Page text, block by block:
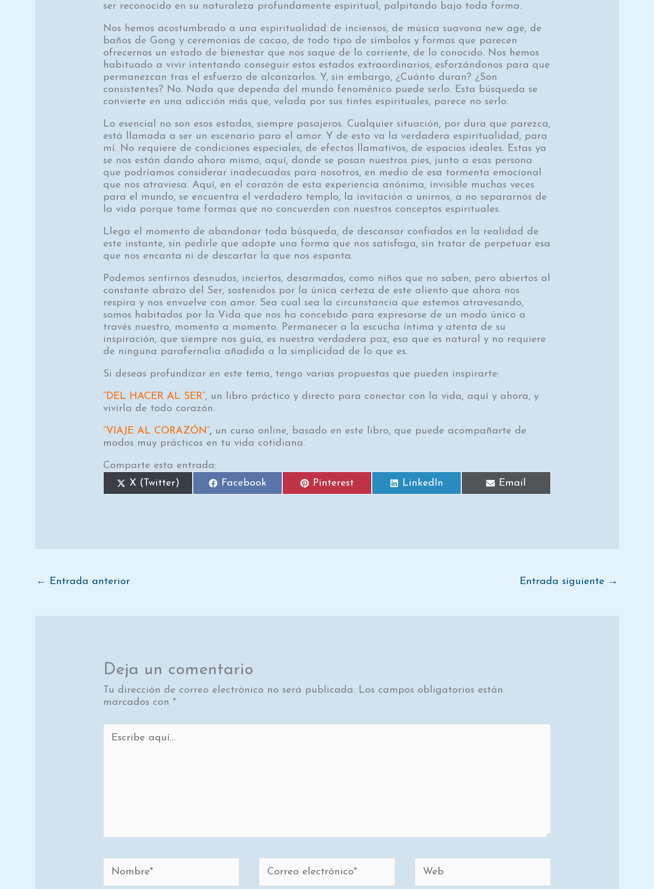
ser reconocido en su naturaleza profundamente espiritual, palpitando bajo toda forma.
Nos hemos acostumbrado a una espiritualidad de inciensos, de música suavona new age, de
baños de Gong y ceremonias de cacao, de todo tipo de símbolos y formas que parecen
ofrecernos un estado de bienestar que nos saque de lo corriente, de lo conocido. Nos hemos
habituado a vivir intentando conseguir estos estados extraordinarios, esforzándonos para que
permanezcan tras el esfuerzo de alcanzarlos. Y, sin embargo, ¿Cuánto duran? ¿Son
consistentes? No. Nada que dependa del mundo fenoménico puede serlo. Esta búsqueda se
convierte en una adicción más que, velada por sus tintes espirituales, parece no serlo.
Lo esencial no son esos estados, siempre pasajeros. Cualquier situación, por dura que parezca,
está llamada a ser un escenario para el amor. Y de esto va la verdadera espiritualidad, para
mí. No requiere de condiciones especiales, de efectos llamativos, de espacios ideales. Estas ya
se nos están dando ahora mismo, aquí, donde se posan nuestros pies, junto a esas persona
que podríamos considerar inadecuadas para nosotros, en medio de esa tormenta emocional
que nos atraviesa. Aquí, en el corazón de esta experiencia anónima, invisible muchas veces
para el mundo, se encuentra el verdadero templo, la invitación a unirnos, a no separarnos de
la vida porque tome formas que no concuerden con nuestros conceptos espirituales.
Llega el momento de abandonar toda búsqueda, de descansar confiados en la realidad de
este instante, sin pedirle que adopte una forma que nos satisfaga, sin tratar de perpetuar esa
que nos encanta ni de descartar la que nos espanta.
Podemos sentirnos desnudos, inciertos, desarmados, como niños que no saben, pero abiertos al
constante abrazo del Ser, sostenidos por la única certeza de este aliento que ahora nos
respira y nos envuelve con amor. Sea cual sea la circunstancia que estemos atravesando,
somos habitados por la Vida que nos ha concebido para expresarse de un modo único a
través nuestro, momento a momento. Permanecer a la escucha íntima y atenta de su
inspiración, que siempre nos guía, es nuestra verdadera paz, esa que es natural y no requiere
de ninguna parafernalia añadida a la simplicidad de lo que es.
Si deseas profundizar en este tema, tengo varias propuestas que pueden inspirarte:
“DEL HACER AL SER”, un libro práctico y directo para conectar con la vida, aquí y ahora, y
vivirla de todo corazón.
“VIAJE AL CORAZÓN”, un curso online, basado en este libro, que puede acompañarte de
modos muy prácticos en tu vida cotidiana.
Comparte esta entrada:
X (Twitter) Facebook Pinterest LinkedIn Email
← Entrada anterior Entrada siguiente →
Deja un comentario
Tu dirección de correo electrónico no será publicada. Los campos obligatorios están
marcados con *
aquí...
electrónico*